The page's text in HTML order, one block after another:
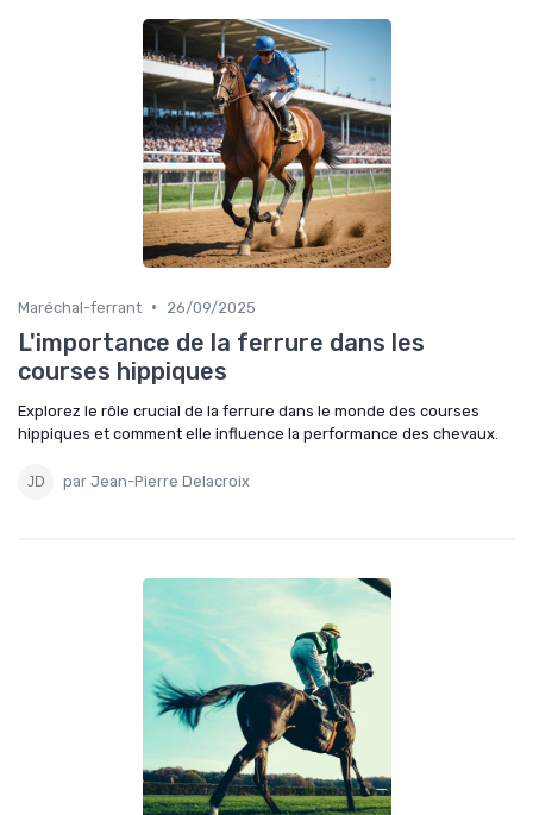
Maréchal-ferrant • 26/09/2025
L'importance de la ferrure dans les
courses hippiques
Explorez le rôle crucial de la ferrure dans le monde des courses
hippiques et comment elle influence la performance des chevaux.
par Jean-Pierre Delacroix